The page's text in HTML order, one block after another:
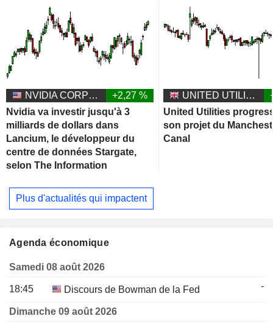
NVIDIA CORPORATION
+2,27 %
Nvidia va investir jusqu'à 3
milliards de dollars dans
Lancium, le développeur du
centre de données Stargate,
selon The Information
UNITED UTILITIES GROUP PLC
United Utilities
son projet du
Canal
Plus d'actualités qui impactent
Agenda économique
Samedi 08 août 2026
18:45 Discours de Bowman de la Fed -
Dimanche 09 août 2026